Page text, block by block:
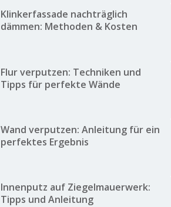
Klinkerfassade nachträglich
dämmen: Methoden & Kosten
Flur verputzen: Techniken und
Tipps für perfekte Wände
Wand verputzen: Anleitung für ein
perfektes Ergebnis
Innenputz auf Ziegelmauerwerk:
Tipps und Anleitung